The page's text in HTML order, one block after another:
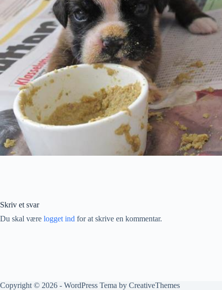
Skriv et svar
Du skal være logget ind for at skrive en kommentar.
Copyright © 2026 - WordPress Tema by CreativeThemes